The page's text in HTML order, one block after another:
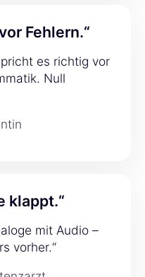
Fehlern.“
es richtig vor
Null
klappt.“
mit Audio –
vorher.“